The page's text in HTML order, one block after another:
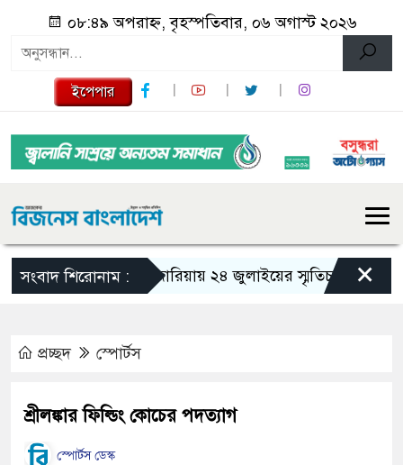
০৮:৪৯ অপরাহ্ন, বৃহস্পতিবার, ০৬ অগাস্ট ২০২৬
ইপেপার
সংবাদ শিরোনাম :গজারিয়ায় ২৪ জুলাইয়ের স্মৃতিচারণ: গুমের
×
প্রচ্ছদ স্পোর্টস
শ্রীলঙ্কার ফিল্ডিং কোচের পদত্যাগ
স্পোর্টস ডেস্ক